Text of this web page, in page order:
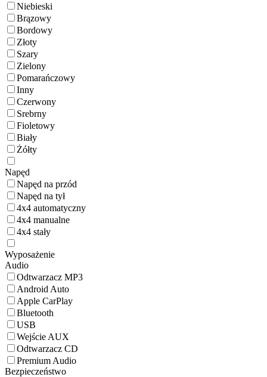
Niebieski
Brązowy
Bordowy
Złoty
Szary
Zielony
Pomarańczowy
Inny
Czerwony
Srebrny
Fioletowy
Biały
Żółty
Napęd
Napęd na przód
Napęd na tył
4x4 automatyczny
4x4 manualne
4x4 stały
Wyposażenie
Audio
Odtwarzacz MP3
Android Auto
Apple CarPlay
Bluetooth
USB
Wejście AUX
Odtwarzacz CD
Premium Audio
Bezpieczeństwo